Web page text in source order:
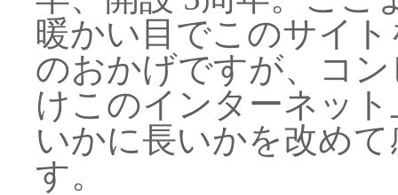
暖かい目でこのサイ
のおかげですが、コ
けこのインターネッ
いかに長いかを改め
す。